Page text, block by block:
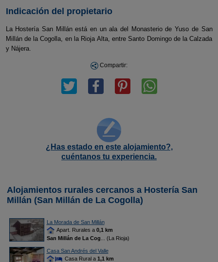
Indicación del propietario
La Hostería San Millán está en un ala del Monasterio de Yuso de San
Millán de la Cogolla, en la Rioja Alta, entre Santo Domingo de la Calzada
y Nájera.
Compartir:
¿Has estado en este alojamiento?,
cuéntanos tu experiencia.
Alojamientos rurales cercanos a Hostería San
Millán (San Millán de La Cogolla)
La Morada de San Millán
Apart. Rurales a 0,1 km
San Millán de La Cog ... (La Rioja)
Casa San Andrés del Valle
Casa Rural a 1,1 km